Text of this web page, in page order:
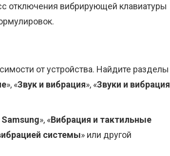
отключения вибрирующей клавиатуры
от устройства. Найдите разделы
», «Звук и вибрация», «Звуки и вибрация
», «Вибрация и тактильные
системы» или другой